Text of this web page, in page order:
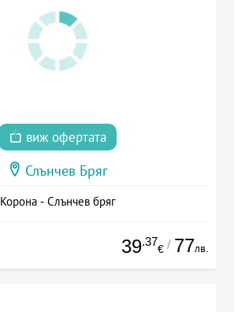
виж офертата
Слънчев Бряг
Корона - Слънчев бряг
39.37
€ / 77лв.